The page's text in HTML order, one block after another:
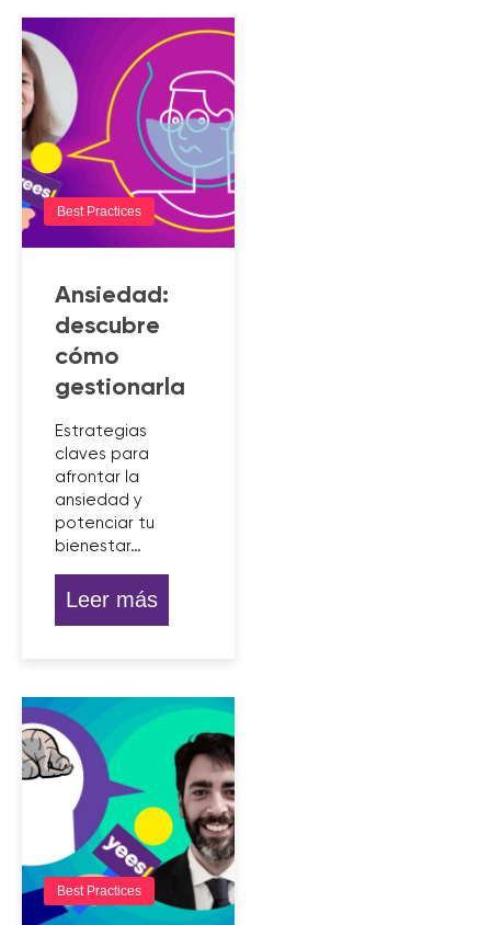
Best Practices
Ansiedad:
descubre
cómo
gestionarla
Estrategias
claves para
afrontar la
ansiedad y
potenciar tu
bienestar…
Leer más
Best Practices